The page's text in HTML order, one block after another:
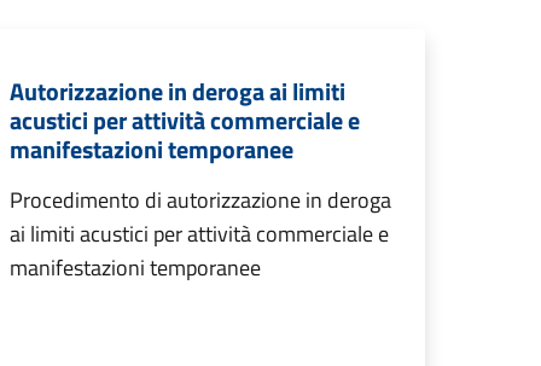
Autorizzazione in deroga ai limiti
acustici per attività commerciale e
manifestazioni temporanee
Procedimento di autorizzazione in deroga
ai limiti acustici per attività commerciale e
manifestazioni temporanee